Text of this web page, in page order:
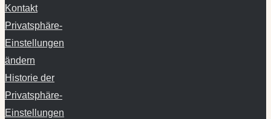
Kontakt
Privatsphäre-
Einstellungen
ändern
Historie der
Privatsphäre-
Einstellungen